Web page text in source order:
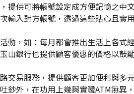
提供可將帳號設定成方便記憶之
入對方帳號，透過這些貼心且實
動，如：每月都會推出生活上各式
山銀行也提供顧客優惠的價格以鼓
交易服務，提供顧客更加便利與
鈔外，在功用上幾與實體ATM無異